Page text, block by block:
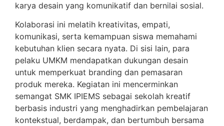
karya desain yang komunikatif dan bernilai sosial.
Kolaborasi ini melatih kreativitas, empati,
komunikasi, serta kemampuan siswa memahami
kebutuhan klien secara nyata. Di sisi lain, para
pelaku UMKM mendapatkan dukungan desain
untuk memperkuat branding dan pemasaran
produk mereka. Kegiatan ini mencerminkan
semangat SMK IPIEMS sebagai sekolah kreatif
berbasis industri yang menghadirkan pembelajaran
kontekstual, berdampak, dan bertumbuh bersama